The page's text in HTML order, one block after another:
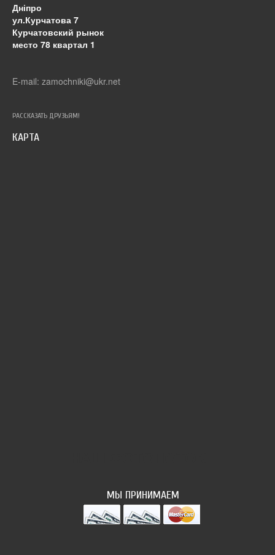
Дніпро
ул.Курчатова 7
Курчатовский рынок
место 78 квартал 1
E-mail: zamochniki@ukr.net
РАССКАЗАТЬ ДРУЗЬЯМ!
КАРТА
МЫ ПРИНИМАЕМ